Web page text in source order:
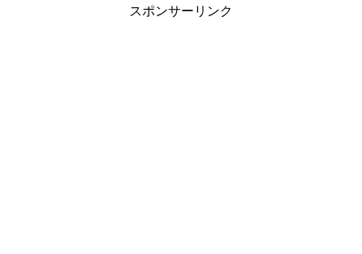
スポンサーリンク